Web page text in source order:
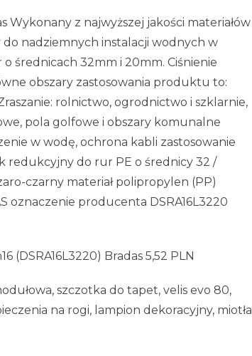
z najwyższej jakości materiałów
nadziemnych instalacji wodnych w
średnicach 32mm i 20mm. Ciśnienie
obszary zastosowania produktu to:
rolnictwo, ogrodnictwo i szklarnie,
pola golfowe i obszary komunalne
w wodę, ochrona kabli zastosowanie
redukcyjny do rur PE o średnicy 32 /
czarny materiał polipropylen (PP)
oznaczenie producenta DSRA16L3220
(DSRA16L3220) Bradas 5,52 PLN
szczotka do tapet, velis evo 80,
na rogi, lampion dekoracyjny, miotła